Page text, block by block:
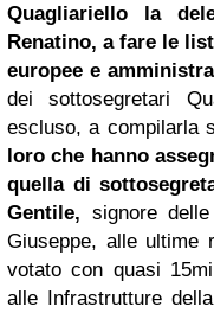
Quagliariello la
Renatino, a fare le
europee e
dei sottosegretari
escluso, a compilarla
loro che hanno
quella di
Gentile, signore
Giuseppe, alle ultime
votato con quasi
alle Infrastrutture